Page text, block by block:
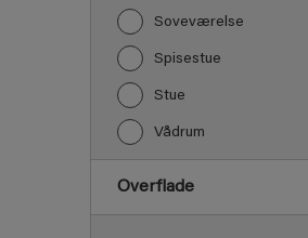
Soveværelse
Spisestue
Stue
Vådrum
Overflade